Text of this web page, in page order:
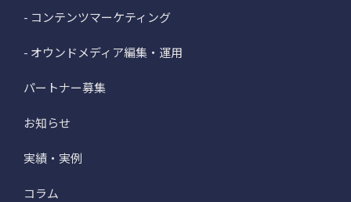
- コンテンツマーケティング
- オウンドメディア編集・運用
パートナー募集
お知らせ
実績・実例
コラム